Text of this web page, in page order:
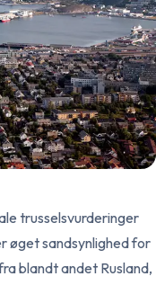
trusselsvurderinger
øget sandsynlighed for
blandt andet Rusland,